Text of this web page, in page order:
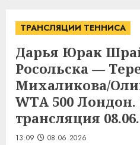
ТРАНСЛЯЦИИ ТЕННИСА
Дарья Юрак
Росольска —
Михаликова/
WTA 500
трансляция
13:09 08.06.2026